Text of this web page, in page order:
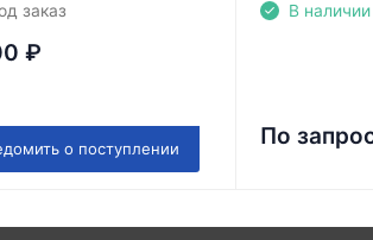
заказ
₽
о поступлении
В наличии
По